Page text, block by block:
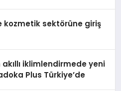
kozmetik sektörüne giriş
akıllı iklimlendirmede yeni
Plus Türkiye’de